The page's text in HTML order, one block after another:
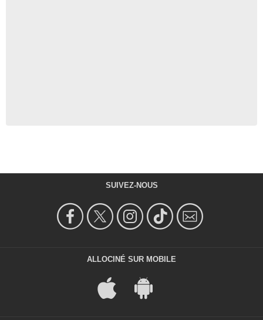
SUIVEZ-NOUS
ALLOCINÉ SUR MOBILE